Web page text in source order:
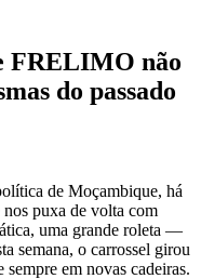
FRELIMO não
do passado
de Moçambique, há
nos puxa de volta com
uma grande roleta —
semana, o carrossel girou
em novas cadeiras.